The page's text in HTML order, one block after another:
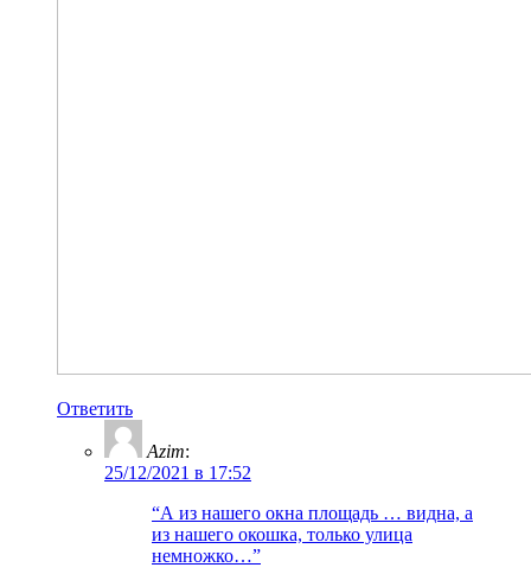
Ответить
Azim:
25/12/2021 в 17:52
“А из нашего окна площадь … видна, а
из нашего окошка, только улица
немножко…”